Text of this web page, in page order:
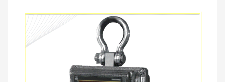
CÂN TREO METTLER - TOLEDO